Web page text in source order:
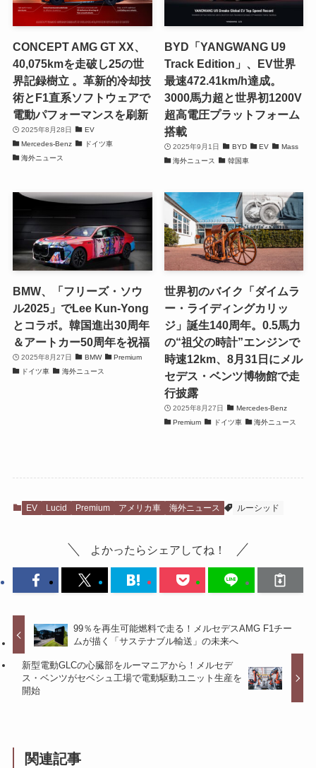
CONCEPT AMG GT XX、
40,075kmを走破し25の世
界記録樹立 。革新的冷却技
術とF1直系ソフトウェアで
電動パフォーマンスを刷新
2025年8月28日
EV
Mercedes-Benz
ドイツ車
海外ニュース
BYD「YANGWANG U9
Track Edition」、EV世界
最速472.41km/h達成。
3000馬力超と世界初1200V
超高電圧プラットフォーム
搭載
2025年9月1日 BYD EV
Mass
海外ニュース
韓国車
BMW、「フリーズ・ソウ
ル2025」でLee Kun-Yong
とコラボ。韓国進出30周年
＆アートカー50周年を祝福
2025年8月27日 BMW
Premium
ドイツ車
海外ニュース
世界初のバイク「ダイムラ
ー・ライディングカリッ
ジ」誕生140周年。0.5馬力
の“祖父の時計”エンジンで
時速12km、8月31日にメル
セデス・ベンツ博物館で走
行披露
2025年8月27日
Mercedes-Benz
Premium
ドイツ車 海外ニュース
EV Lucid Premium アメリカ車 海外ニュース ルーシッド
よかったらシェアしてね！
99％を再生可能燃料で走る！メルセデスAMG F1チー
ムが描く「サステナブル輸送」の未来へ
新型電動GLCの心臓部をルーマニアから！メルセデ
ス・ベンツがセベシュ工場で電動駆動ユニット生産を
開始
関連記事